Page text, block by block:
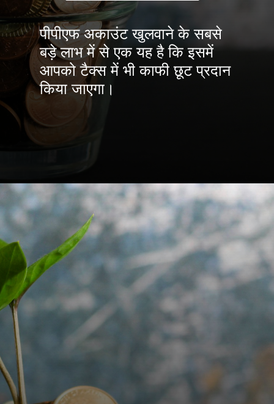
पीपीएफ अकाउंट खुलवाने के सबसे
बड़े लाभ में से एक यह है कि इसमें
आपको टैक्स में भी काफी छूट प्रदान
किया जाएगा।